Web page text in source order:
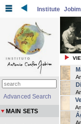
Institute Jobim
Advanced Search
MAIN SETS